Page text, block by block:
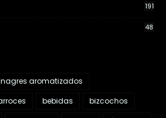
191
48
aromatizados
bebidas
bizcochos